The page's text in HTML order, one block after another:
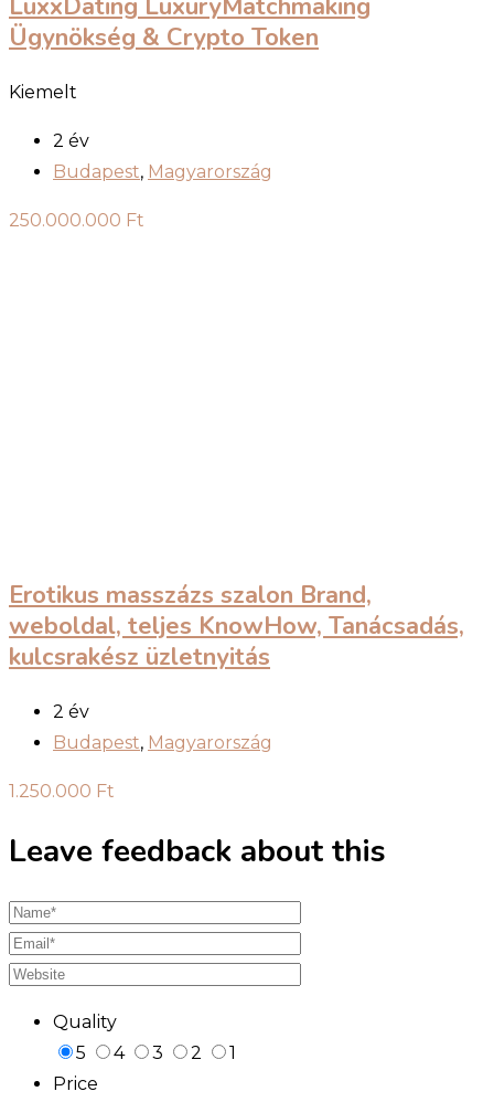
Ügynökség & Crypto Token
Kiemelt
2 év
Budapest, Magyarország
250.000.000 Ft
Erotikus masszázs szalon Brand,
weboldal, teljes KnowHow, Tanácsadás,
kulcsrakész üzletnyitás
2 év
Budapest, Magyarország
1.250.000 Ft
Leave feedback about this
Quality
5
4 3 2
1
Price